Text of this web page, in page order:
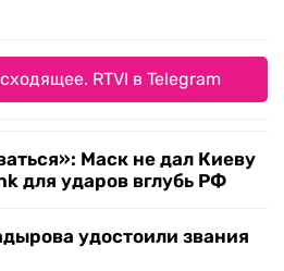
RTVI в Telegram
Маск не дал Киеву
для ударов вглубь РФ
удостоили звания